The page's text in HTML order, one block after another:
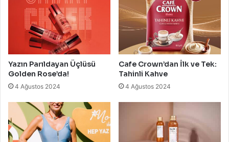
Yazın Parıldayan Üçlüsü
Golden Rose’da!
4 Ağustos 2024
Cafe Crown’dan İlk ve Tek:
Tahinli Kahve
4 Ağustos 2024